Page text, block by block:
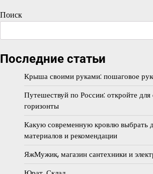
Поиск
Последние статьи
Крыша своими руками: пошаговое
Путешествуй по России: откройте для
горизонты
Какую современную кровлю выбрать
материалов и рекомендации
ЯжМужик, магазин сантехники и